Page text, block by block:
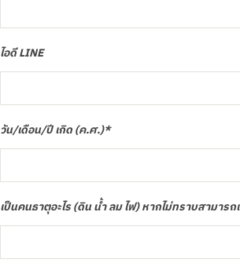
ไอดี LINE
วัน/เดือน/ปี เกิด (ค.ศ.)*
เป็นคนธาตุอะไร (ดิน น้ำ ลม ไฟ) หากไม่ทราบสามารถ